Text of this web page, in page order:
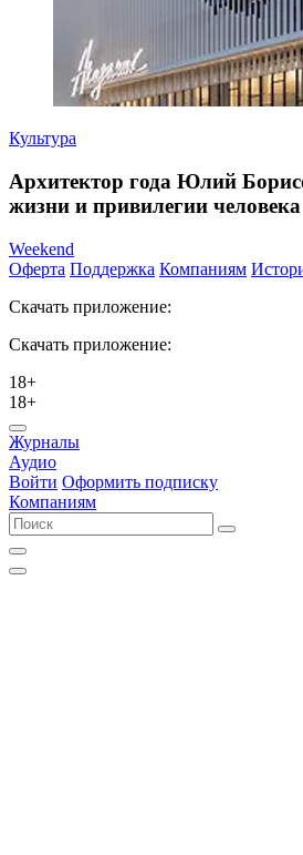
Культура
Архитектор года Юлий
жизни и привилегии человека
Weekend
Оферта Поддержка Компаниям
Скачать приложение:
Скачать приложение:
18+
18+
Журналы
Аудио
Войти Оформить подписку
Компаниям